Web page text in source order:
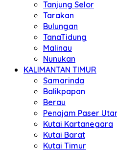
Tanjung Selor
Tarakan
Bulungan
TanaTidung
Malinau
Nunukan
KALIMANTAN TIMUR
Samarinda
Balikpapan
Berau
Penajam Paser
Kutai Kartanegara
Kutai Barat
Kutai Timur